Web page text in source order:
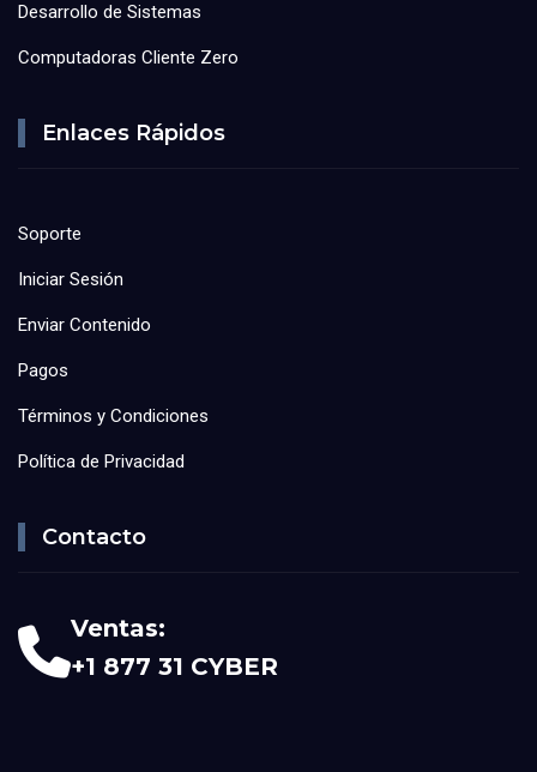
Desarrollo de Sistemas
Computadoras Cliente Zero
Enlaces Rápidos
Soporte
Iniciar Sesión
Enviar Contenido
Pagos
Términos y Condiciones
Política de Privacidad
Contacto
Ventas:
+1 877 31 CYBER